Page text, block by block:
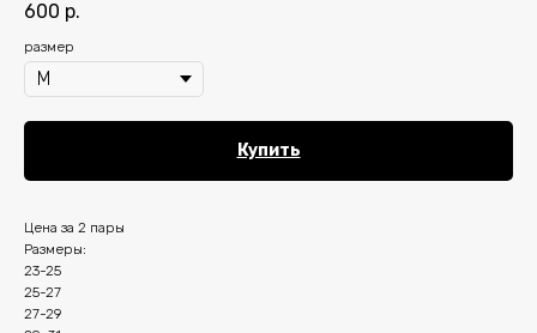
600 р.
размер
Купить
Цена за 2 пары
Размеры:
23-25
25-27
27-29